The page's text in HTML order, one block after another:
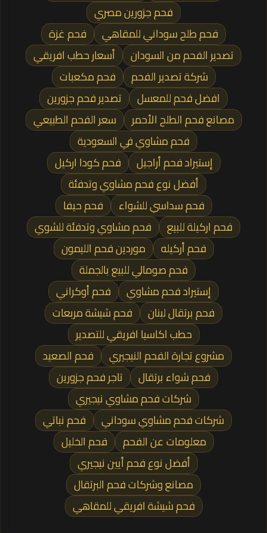
فحم جزورين مصري
فحم طلح سوداني للمقاهي
فحم غزة
تصدير الفحم من السودان
أسعار حطب افريقي
شركة تصدير الفحم
فحم مكعبات
افضل فحم للمعسل
تصدير فحم جزورين
مصانع فحم الطلح الأحمر
سعر الفحم الطبيعي
فحم مشاوي في السعودية
إستيراد فحم أراجيل
فحم كودا اركيل
أفضل نوع فحم مشاوي وتدفئة
فحم سداسي للشواء
فحم حيفا
فحم اركيلة للبيع
فحم مشاوي وتدفئة للشوي
فحم أركيله
موردين فحم الليمون
فحم صومالي للبيع بالجملة
إستيراد فحم مشاوي
فحم أوكراني
فحم برتقال لبنان
فحم شيشة مربعات
حطب اكاسيا افريقي للتصدير
مشروع تجارة الفحم النيجيري
فحم الصعيد
فحم شواء برتقال
تاجر فحم جزورين
شركات فحم مشاوي نيجيري
شركات فحم مشاوي سوداني
فحم نباتي
معلومات عن الفحم
فحم الخليل
أفضل نوع فحم أيين نيجيري
مصانع وشركات فحم البرتقال
فحم شيشة افريقي للمقاهي